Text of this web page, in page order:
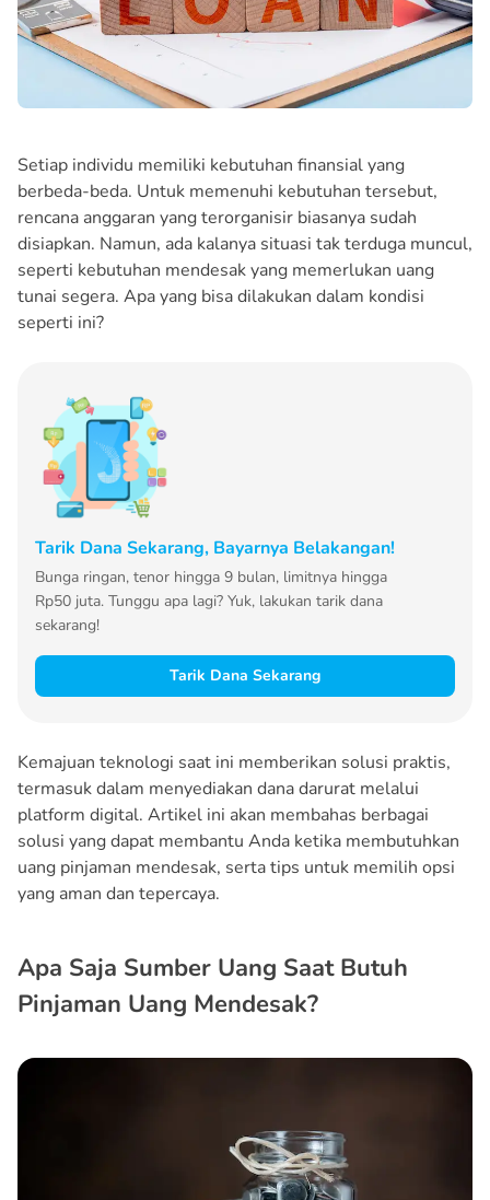
Setiap individu memiliki kebutuhan finansial yang
berbeda-beda. Untuk memenuhi kebutuhan tersebut,
rencana anggaran yang terorganisir biasanya sudah
disiapkan. Namun, ada kalanya situasi tak terduga muncul,
seperti kebutuhan mendesak yang memerlukan uang
tunai segera. Apa yang bisa dilakukan dalam kondisi
seperti ini?
Tarik Dana Sekarang, Bayarnya Belakangan!
Bunga ringan, tenor hingga 9 bulan, limitnya hingga
Rp50 juta. Tunggu apa lagi? Yuk, lakukan tarik dana
sekarang!
Tarik Dana Sekarang
Kemajuan teknologi saat ini memberikan solusi praktis,
termasuk dalam menyediakan dana darurat melalui
platform digital. Artikel ini akan membahas berbagai
solusi yang dapat membantu Anda ketika membutuhkan
uang pinjaman mendesak, serta tips untuk memilih opsi
yang aman dan tepercaya.
Apa Saja Sumber Uang Saat Butuh
Pinjaman Uang Mendesak?